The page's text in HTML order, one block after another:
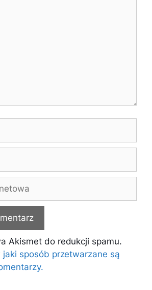
Akismet do redukcji spamu.
jaki sposób przetwarzane są